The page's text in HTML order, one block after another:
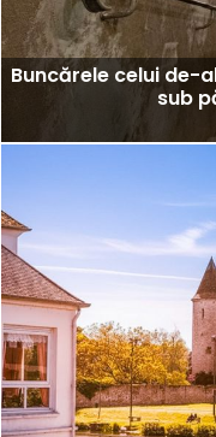
Buncărele celui de-
sub